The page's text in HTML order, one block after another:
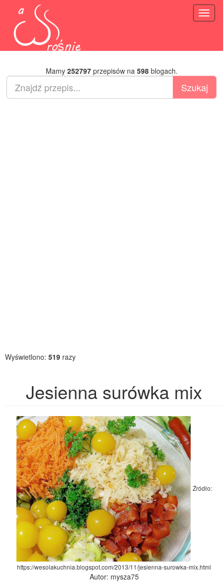
Mamy 252797przepisów na 598blogach.
Wyświetlono: 519 razy
Jesienna surówka mix
Źródło:
https://wesolakuchnia.blogspot.com/2013/11/jesienna-surowka-mix.html
Autor: mysza75